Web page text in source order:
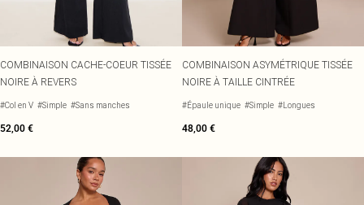
COMBINAISON CACHE-COEUR TISSÉE
NOIRE À REVERS
#Col en V #Simple #Sans manches
52,00 €
COMBINAISON ASYMÉTRIQUE TISSÉE
NOIRE À TAILLE CINTRÉE
#Épaule unique #Simple #Longues
48,00 €